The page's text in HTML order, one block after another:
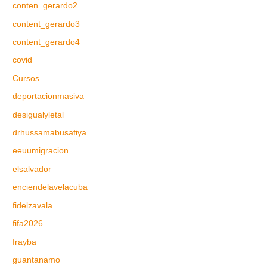
conten_gerardo2
content_gerardo3
content_gerardo4
covid
Cursos
deportacionmasiva
desigualyletal
drhussamabusafiya
eeuumigracion
elsalvador
enciendelavelacuba
fidelzavala
fifa2026
frayba
guantanamo